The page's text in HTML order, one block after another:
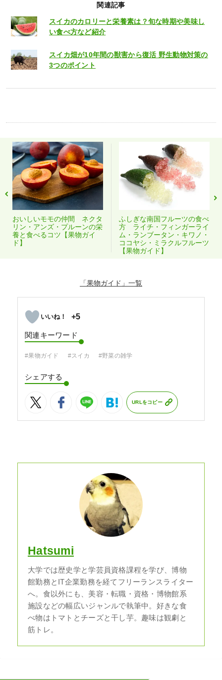
関連記事
スイカのカロリーと栄養素は？旬な時期や美味し
い食べ方など紹介
スイカ畑が10年間の獣害から復活 野生動物対策の
3つのポイント
おいしいモモの仲間 ネクタ
リン・アンズ・プルーンの栄
養と食べるコツ【果物ガイ
ド】
ふしぎな南国フルーツの食べ
方 ライチ・フィンガーライ
ム・ランブータン・キワノ・
ココヤシ・ミラクルフルーツ
【果物ガイド】
「果物ガイド」
+5
関連キーワード
#果物ガイド #スイカ #野菜の雑学
シェアする
URLをコピー
Hatsumi
大学では歴史学と学芸員資格課程を学び、博物
館勤務とIT企業勤務を経てフリーランスライター
へ。食以外にも、美容・転職・資格・博物館系
施設などの幅広いジャンルで執筆中。好きな食
べ物はトマトとチーズと干し芋。趣味は観劇と
筋トレ。